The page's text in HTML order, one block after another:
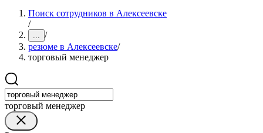
Поиск сотрудников в Алексеевске
/
... /
резюме в Алексеевске/
торговый менеджер
торговый менеджер